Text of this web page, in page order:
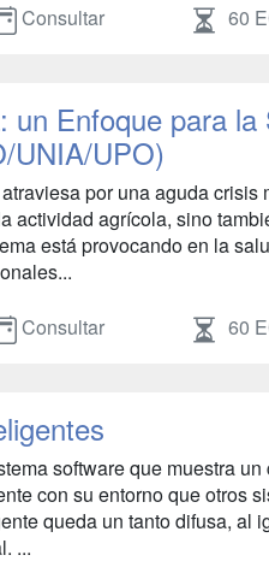
Consultar 60
Enfoque para
UNIA/UPO)
por una aguda
actividad agrícola, sino
está provocando en la
Consultar 60
software que muestra
con su entorno que otros
queda un tanto difusa, al
...